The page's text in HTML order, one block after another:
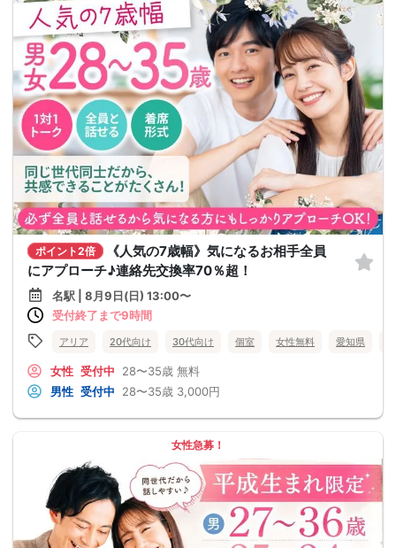
ポイント2倍
《人気の7歳幅》気になるお相手全員
にアプローチ♪連絡先交換率70％超！
名駅 | 8月9日(日) 13:00〜
受付終了まで9時間
アリア 20代向け 30代向け 個室 女性無料 愛知県
女性 受付中 28〜35歳 無料
男性 受付中 28〜35歳 3,000円
女性急募！